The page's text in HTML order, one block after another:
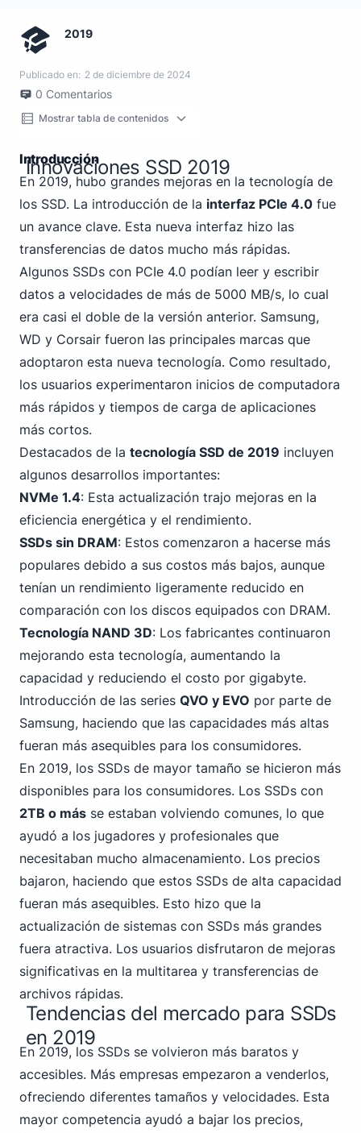
2019
Publicado en: 2 de diciembre de 2024
0 Comentarios
Mostrar tabla de contenidos
Introducción
Innovaciones SSD 2019
En 2019, hubo grandes mejoras en la tecnología de
los SSD. La introducción de la interfaz PCIe 4.0 fue
un avance clave. Esta nueva interfaz hizo las
transferencias de datos mucho más rápidas.
Algunos SSDs con PCIe 4.0 podían leer y escribir
datos a velocidades de más de 5000 MB/s, lo cual
era casi el doble de la versión anterior. Samsung,
WD y Corsair fueron las principales marcas que
adoptaron esta nueva tecnología. Como resultado,
los usuarios experimentaron inicios de computadora
más rápidos y tiempos de carga de aplicaciones
más cortos.
Destacados de la tecnología SSD de 2019 incluyen
algunos desarrollos importantes:
NVMe 1.4: Esta actualización trajo mejoras en la
eficiencia energética y el rendimiento.
SSDs sin DRAM: Estos comenzaron a hacerse más
populares debido a sus costos más bajos, aunque
tenían un rendimiento ligeramente reducido en
comparación con los discos equipados con DRAM.
Tecnología NAND 3D: Los fabricantes continuaron
mejorando esta tecnología, aumentando la
capacidad y reduciendo el costo por gigabyte.
Introducción de las series QVO y EVO por parte de
Samsung, haciendo que las capacidades más altas
fueran más asequibles para los consumidores.
En 2019, los SSDs de mayor tamaño se hicieron más
disponibles para los consumidores. Los SSDs con
2TB o más se estaban volviendo comunes, lo que
ayudó a los jugadores y profesionales que
necesitaban mucho almacenamiento. Los precios
bajaron, haciendo que estos SSDs de alta capacidad
fueran más asequibles. Esto hizo que la
actualización de sistemas con SSDs más grandes
fuera atractiva. Los usuarios disfrutaron de mejoras
significativas en la multitarea y transferencias de
archivos rápidas.
Tendencias del mercado para SSDs
en 2019
En 2019, los SSDs se volvieron más baratos y
accesibles. Más empresas empezaron a venderlos,
ofreciendo diferentes tamaños y velocidades. Esta
mayor competencia ayudó a bajar los precios,